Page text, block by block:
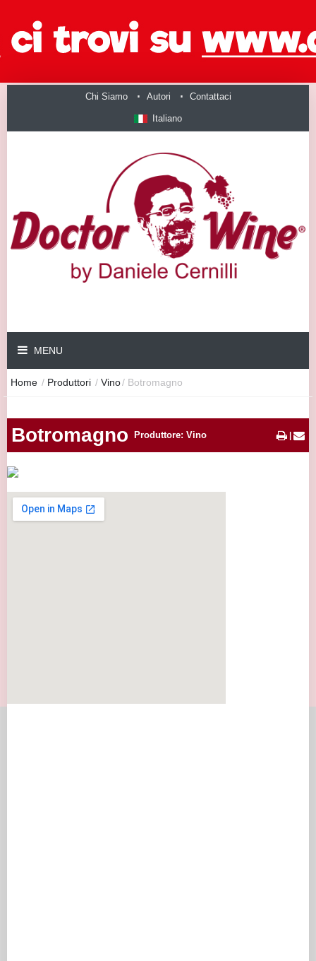
Chi Siamo Autori Contattaci
Italiano
MENU
Home / Produttori / Vino/ Botromagno
Botromagno Produttore: Vino |